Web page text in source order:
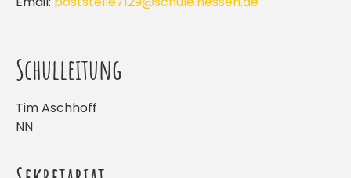
Schulleitung
Tim Aschhoff
NN